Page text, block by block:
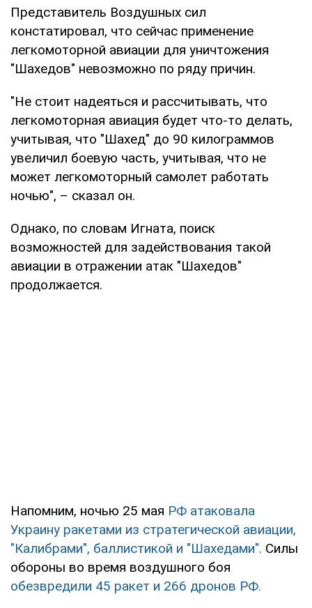
Представитель Воздушных сил
констатировал, что сейчас применение
легкомоторной авиации для уничтожения
"Шахедов" невозможно по ряду причин.
"Не стоит надеяться и рассчитывать, что
легкомоторная авиация будет что-то делать,
учитывая, что "Шахед" до 90 килограммов
увеличил боевую часть, учитывая, что не
может легкомоторный самолет работать
ночью", – сказал он.
Однако, по словам Игната, поиск
возможностей для задействования такой
авиации в отражении атак "Шахедов"
продолжается.
Напомним, ночью 25 мая РФ атаковала
Украину ракетами из стратегической авиации,
"Калибрами", баллистикой и "Шахедами". Силы
обороны во время воздушного боя
обезвредили 45 ракет и 266 дронов РФ.